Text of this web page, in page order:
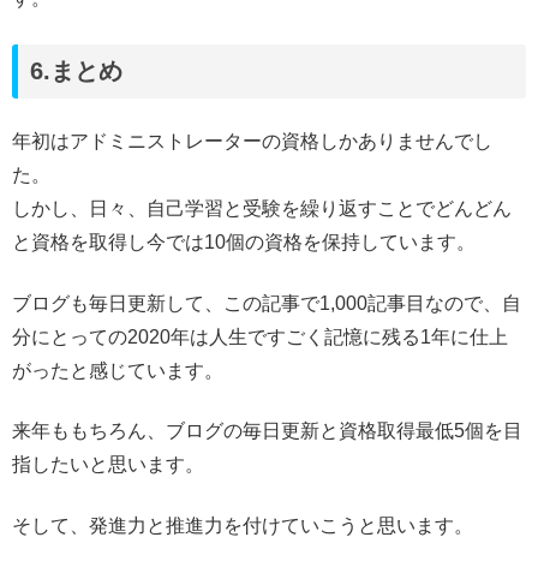
6.まとめ
年初はアドミニストレーターの資格しかありませんでし
た。
しかし、日々、自己学習と受験を繰り返すことでどんどん
と資格を取得し今では10個の資格を保持しています。
ブログも毎日更新して、この記事で1,000記事目なので、自
分にとっての2020年は人生ですごく記憶に残る1年に仕上
がったと感じています。
来年ももちろん、ブログの毎日更新と資格取得最低5個を目
指したいと思います。
そして、発進力と推進力を付けていこうと思います。